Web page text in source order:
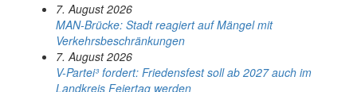
7. August 2026
MAN-Brücke: Stadt reagiert auf Mängel mit
Verkehrsbeschränkungen
7. August 2026
V-Partei­³ fordert: Friedens­fest soll ab 2027 auch im
Land­kreis Feier­tag werden